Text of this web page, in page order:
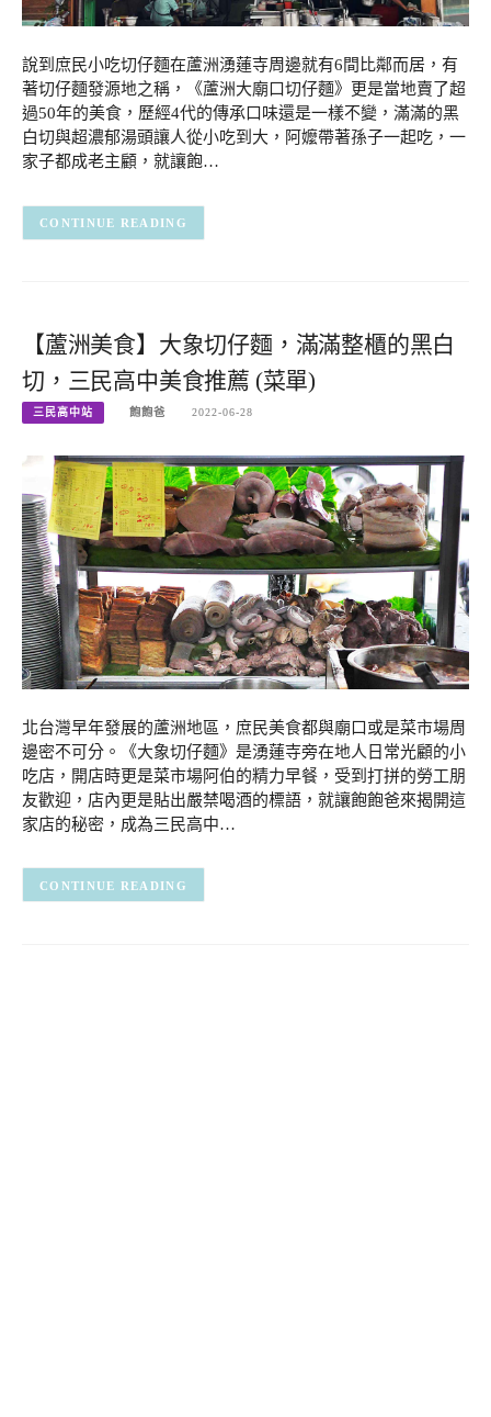
說到庶民小吃切仔麵在蘆洲湧蓮寺周邊就有6間比鄰而居，有
著切仔麵發源地之稱，《蘆洲大廟口切仔麵》更是當地賣了超
過50年的美食，歷經4代的傳承口味還是一樣不變，滿滿的黑
白切與超濃郁湯頭讓人從小吃到大，阿嬤帶著孫子一起吃，一
家子都成老主顧，就讓飽…
CONTINUE READING
【蘆洲美食】大象切仔麵，滿滿整櫃的黑白
切，三民高中美食推薦 (菜單)
三民高中站 飽飽爸 2022-06-28
北台灣早年發展的蘆洲地區，庶民美食都與廟口或是菜市場周
邊密不可分。《大象切仔麵》是湧蓮寺旁在地人日常光顧的小
吃店，開店時更是菜市場阿伯的精力早餐，受到打拼的勞工朋
友歡迎，店內更是貼出嚴禁喝酒的標語，就讓飽飽爸來揭開這
家店的秘密，成為三民高中…
CONTINUE READING